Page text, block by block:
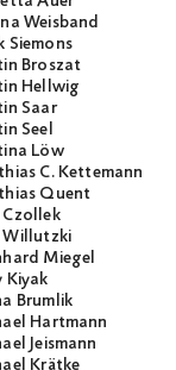
Weisband
Siemons
Broszat
Hellwig
Saar
Seel
Löw
C. Kettemann
Quent
Willutzki
Miegel
Kiyak
Brumlik
Hartmann
Jeismann
Krätke